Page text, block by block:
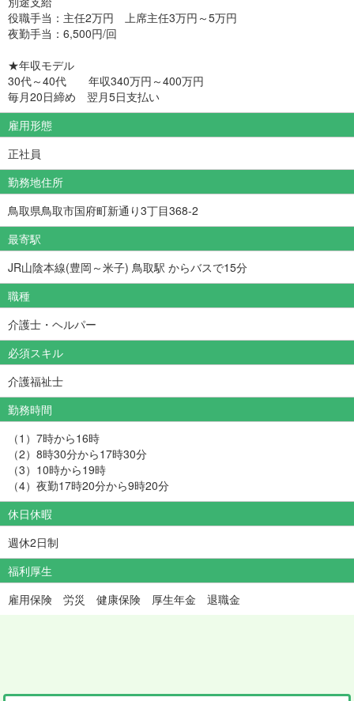
役職手当：主任2万円 上席主任3万円～5万円
夜勤手当：6,500円/回
★年収モデル
30代～40代 年収340万円～400万円
毎月20日締め 翌月5日支払い
雇用形態
正社員
勤務地住所
鳥取県鳥取市国府町新通り3丁目368-2
最寄駅
JR山陰本線(豊岡～米子) 鳥取駅 からバスで15分
職種
介護士・ヘルパー
必須スキル
介護福祉士
勤務時間
（1）7時から16時
（2）8時30分から17時30分
（3）10時から19時
（4）夜勤17時20分から9時20分
休日休暇
週休2日制
福利厚生
雇用保険 労災 健康保険 厚生年金 退職金